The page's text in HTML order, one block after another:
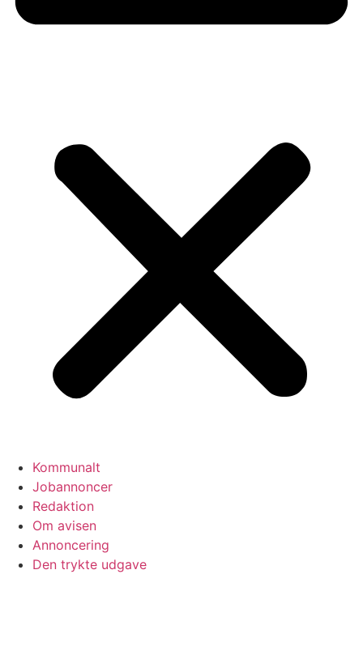
Kommunalt
Jobannoncer
Redaktion
Om avisen
Annoncering
Den trykte udgave